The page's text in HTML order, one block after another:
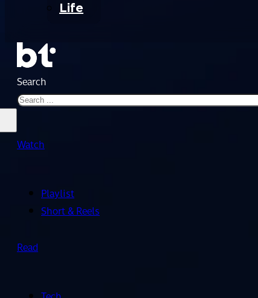
Life
Search
Watch
Playlist
Short & Reels
Read